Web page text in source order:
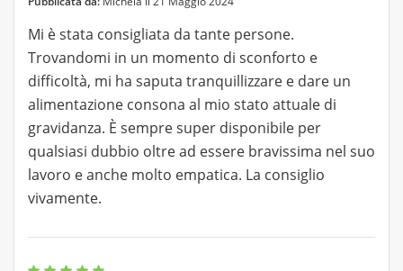
Mi è stata consigliata da tante persone.
Trovandomi in un momento di sconforto e
difficoltà, mi ha saputa tranquillizzare e dare un
alimentazione consona al mio stato attuale di
gravidanza. È sempre super disponibile per
qualsiasi dubbio oltre ad essere bravissima nel suo
lavoro e anche molto empatica. La consiglio
vivamente.